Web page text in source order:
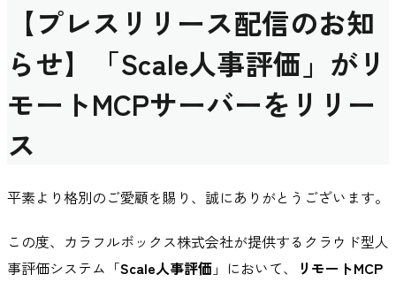
【プレスリリース配信のお知
らせ】「Scale人事評価」がリ
モートMCPサーバーをリリー
ス
平素より格別のご愛顧を賜り、誠にありがとうございます。
この度、カラフルボックス株式会社が提供するクラウド型人
事評価システム「Scale人事評価 」において、
リモートMCP